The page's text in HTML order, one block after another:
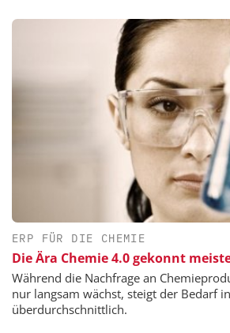
ERP FÜR DIE CHEMIE
Die Ära Chemie 4.0 gekonnt
Während die Nachfrage an
nur langsam wächst, steigt der Bedarf
überdurchschnittlich.